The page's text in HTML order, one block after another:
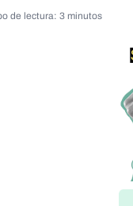
de lectura: 3 minutos